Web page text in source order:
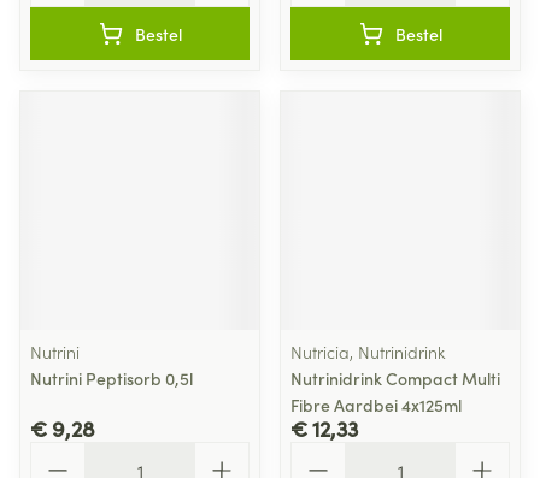
Bestel Bestel
Nutrini
Nutrini Peptisorb 0,5l
€ 9,28
Nutricia, Nutrinidrink
Nutrinidrink Compact Multi
Fibre Aardbei 4x125ml
€ 12,33